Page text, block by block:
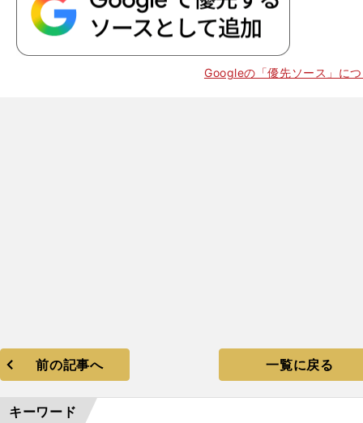
Googleの「優先ソース」に
前の記事へ 一覧に戻る
キーワード